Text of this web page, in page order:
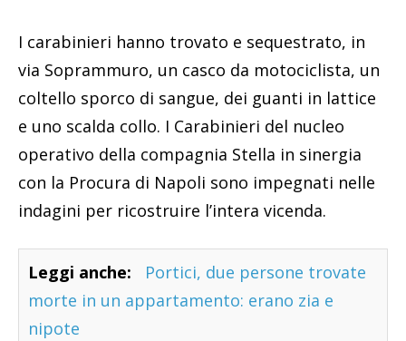
I carabinieri hanno trovato e sequestrato, in
via Soprammuro, un casco da motociclista, un
coltello sporco di sangue, dei guanti in lattice
e uno scalda collo. I Carabinieri del nucleo
operativo della compagnia Stella in sinergia
con la Procura di Napoli sono impegnati nelle
indagini per ricostruire l’intera vicenda.
Leggi anche:
Portici, due persone trovate
morte in un appartamento: erano zia e
nipote